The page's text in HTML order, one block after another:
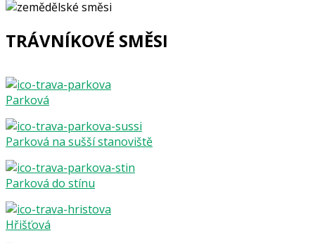
TRÁVNÍKOVÉ SMĚSI
Parková
Parková na sušší stanoviště
Parková do stínu
Hřišťová